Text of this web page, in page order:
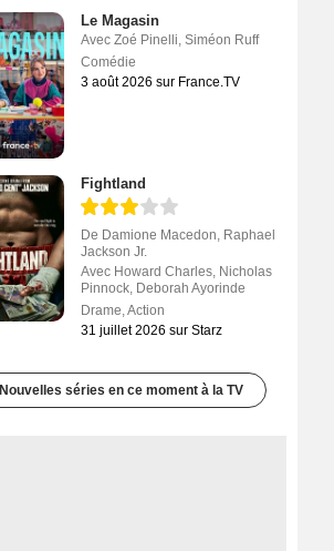
Le Magasin
Avec Zoé Pinelli, Siméon Ruff
Comédie
3 août 2026 sur France.TV
Fightland
De Damione Macedon, Raphael
Jackson Jr.
Avec Howard Charles, Nicholas
Pinnock, Deborah Ayorinde
Drame,Action
31 juillet 2026 sur Starz
Nouvelles séries en ce moment à la TV